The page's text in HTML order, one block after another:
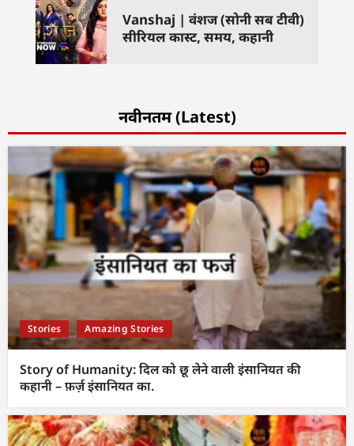
Vanshaj | वंशज (सोनी सब टीवी)
सीरियल कास्ट, समय, कहानी
नवीनतम (Latest)
Stories Amazing Stories
Story of Humanity: दिल को छू लेने वाली इंसानियत की
कहानी – फ़र्ज़ इंसानियत का.